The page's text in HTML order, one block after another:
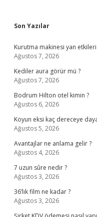
Sidebar
Son Yazılar
Kurutma makinesi yan
Ağustos 7, 2026
Kediler aura görür mü ?
Ağustos 7, 2026
Bodrum Hilton otel kimin ?
Ağustos 6, 2026
Koyun eksi kaç dereceye
Ağustos 5, 2026
Avantajlar ne anlama gelir ?
Ağustos 4, 2026
7 uzun sûre nedir ?
Ağustos 3, 2026
36’lık film ne kadar ?
Ağustos 3, 2026